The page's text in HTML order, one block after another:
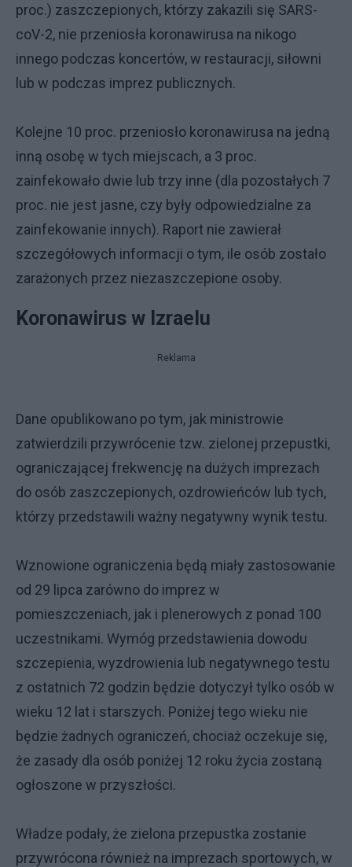
proc.) zaszczepionych, którzy zakazili się SARS-
coV-2, nie przeniosła koronawirusa na nikogo
innego podczas koncertów, w restauracji, siłowni
lub w podczas imprez publicznych.
Kolejne 10 proc. przeniosło koronawirusa na jedną
inną osobę w tych miejscach, a 3 proc.
zainfekowało dwie lub trzy inne (dla pozostałych 7
proc. nie jest jasne, czy były odpowiedzialne za
zainfekowanie innych). Raport nie zawierał
szczegółowych informacji o tym, ile osób zostało
zarażonych przez niezaszczepione osoby.
Koronawirus w Izraelu
Reklama
Dane opublikowano po tym, jak ministrowie
zatwierdzili przywrócenie tzw. zielonej przepustki,
ograniczającej frekwencję na dużych imprezach
do osób zaszczepionych, ozdrowieńców lub tych,
którzy przedstawili ważny negatywny wynik testu.
Wznowione ograniczenia będą miały zastosowanie
od 29 lipca zarówno do imprez w
pomieszczeniach, jak i plenerowych z ponad 100
uczestnikami. Wymóg przedstawienia dowodu
szczepienia, wyzdrowienia lub negatywnego testu
z ostatnich 72 godzin będzie dotyczył tylko osób w
wieku 12 lat i starszych. Poniżej tego wieku nie
będzie żadnych ograniczeń, chociaż oczekuje się,
że zasady dla osób poniżej 12 roku życia zostaną
ogłoszone w przyszłości.
Władze podały, że zielona przepustka zostanie
przywrócona również na imprezach sportowych, w